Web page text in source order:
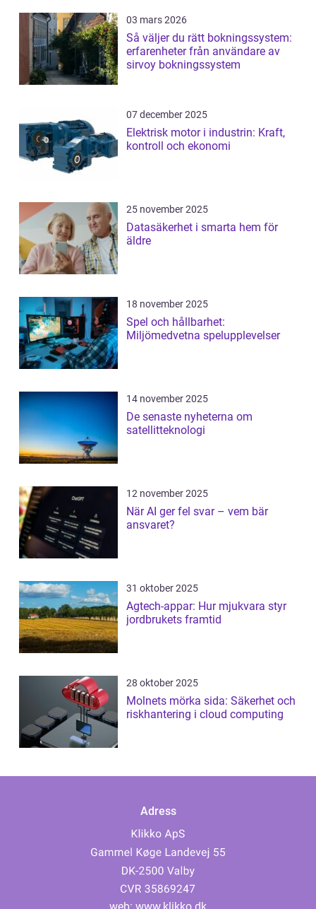
03 mars 2026
Så väljer du rätt bokningssystem:
erfarenheter från användare av
sirvoy bokningssystem
07 december 2025
Elektrisk motor i industrin: Kraft,
kontroll och ekonomi
25 november 2025
Datasäkerhet i smarta hem för
äldre
18 november 2025
Spel och hållbarhet:
Miljömedvetna spelupplevelser
14 november 2025
De senaste nyheterna om
satellitteknologi
12 november 2025
När AI ger fel svar – vem bär
ansvaret?
31 oktober 2025
Agtech-appar: Hur mjukvara styr
jordbrukets framtid
28 oktober 2025
Molnets mörka sida: Säkerhet och
riskhantering i cloud computing
Adress